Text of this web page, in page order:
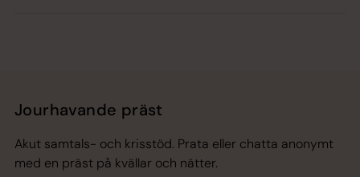
Jourhavande präst
Akut samtals- och krisstöd. Prata eller chatta anonymt
med en präst på kvällar och nätter.